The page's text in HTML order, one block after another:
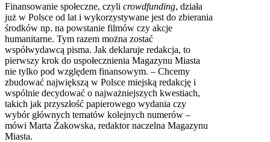
Finansowanie społeczne, czyli crowdfunding, działa
już w Polsce od lat i wykorzystywane jest do zbierania
środków np. na powstanie filmów czy akcje
humanitarne. Tym razem można zostać
współwydawcą pisma. Jak deklaruje redakcja, to
pierwszy krok do uspołecznienia Magazynu Miasta
nie tylko pod względem finansowym. – Chcemy
zbudować największą w Polsce miejską redakcję i
wspólnie decydować o najważniejszych kwestiach,
takich jak przyszłość papierowego wydania czy
wybór głównych tematów kolejnych numerów –
mówi Marta Żakowska, redaktor naczelna Magazynu
Miasta.